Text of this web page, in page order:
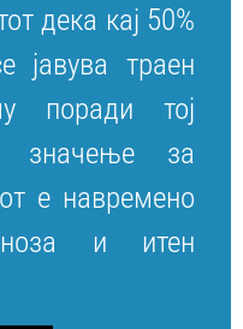
дека кај 50%
јавува траен
поради тој
значење за
е навремено
и итен